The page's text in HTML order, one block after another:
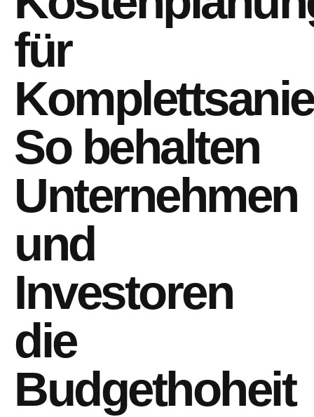
für
So behalten
Unternehmen
und
Investoren
die
Budgethoheit